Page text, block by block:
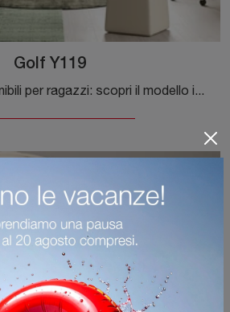
Golf Y119
Camerette componibili per ragazzi: scopri il modello in melaminico Golf Y119 di Colombini Casa per stanzette moderne.